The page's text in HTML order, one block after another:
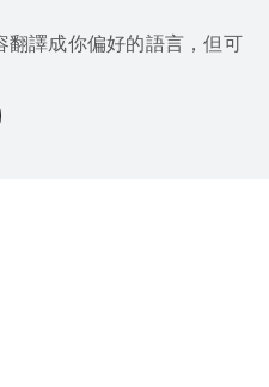
譯成你偏好的語言，但可